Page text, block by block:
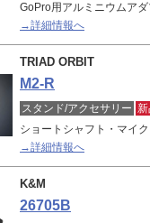
GoPro用アルミニウムア
→詳細情報へ
TRIAD ORBIT
M2-R
スタンド/アクセサリー
ショートシャフト・マイ
→詳細情報へ
K&M
26705B